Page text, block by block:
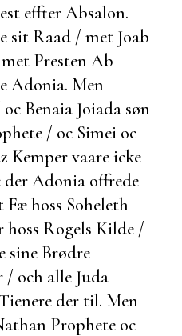
effter Absalon.
sit Raad / met Joab
Presten Ab
Adonia. Men
Benaia Joiada søn
/ oc Simei oc
Kemper vaare icke
der Adonia offrede
Fæ hoss Soheleth
hoss Rogels Kilde /
sine Brødre
/ och alle Juda
der til. Men
Prophete oc